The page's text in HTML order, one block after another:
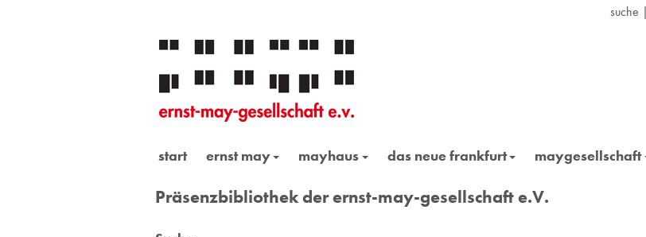
suche |
start ernst may mayhaus das neue frankfurt maygesellschaft
Präsenzbibliothek der ernst-may-gesellschaft e.V.